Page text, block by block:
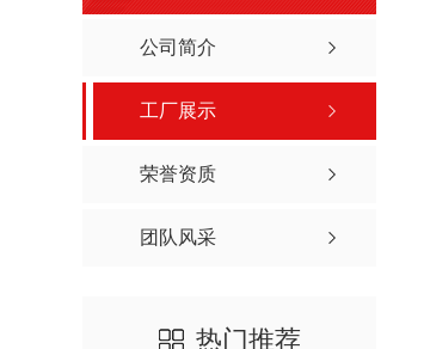
公司简介
工厂展示
荣誉资质
团队风采
热门推荐